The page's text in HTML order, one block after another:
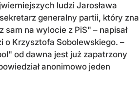
ludzi Jarosława
generalny partii, który zna
sam na wylocie z PiS" – napisał
o Krzysztofa Sobolewskiego. –
od dawna jest już zapatrzony
anonimowo jeden